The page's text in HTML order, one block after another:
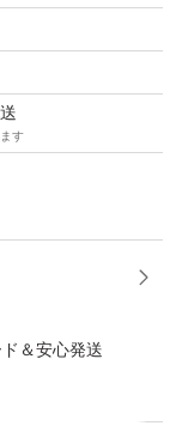
を理解の上、ご入
ケース
す
＆安心発送